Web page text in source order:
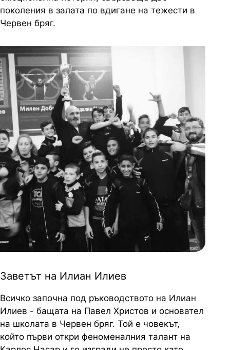
поколения в залата по вдигане на тежести в
Червен бряг.
Заветът на Илиан Илиев
Всичко започна под ръководството на Илиан
Илиев - бащата на Павел Христов и основател
на школата в Червен бряг. Той е човекът,
който първи откри феноменалния талант на